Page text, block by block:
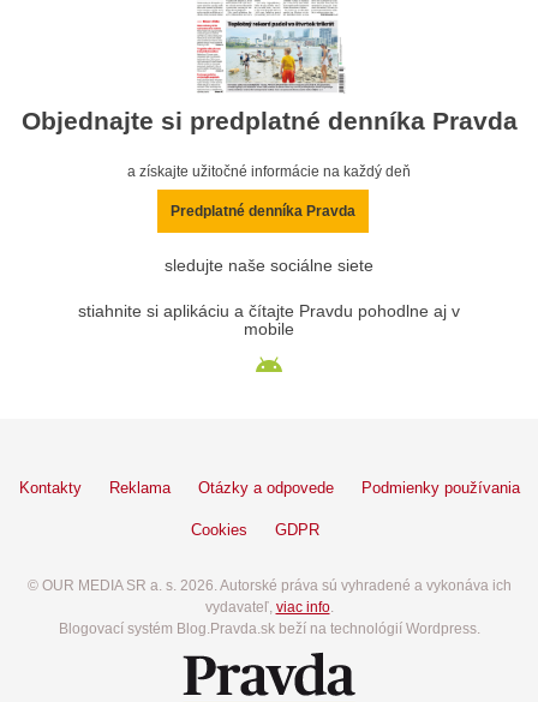
Objednajte si predplatné denníka Pravda
a získajte užitočné informácie na každý deň
Predplatné denníka Pravda
sledujte naše sociálne siete
stiahnite si aplikáciu a čítajte Pravdu pohodlne aj v
mobile
Kontakty Reklama Otázky a odpovede Podmienky používania
Cookies GDPR
© OUR MEDIA SR a. s. 2026. Autorské práva sú vyhradené a vykonáva ich
vydavateľ, viac info.
Blogovací systém Blog.Pravda.sk beží na technológií Wordpress.